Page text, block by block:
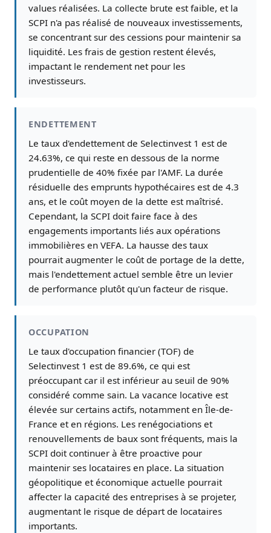
values réalisées. La collecte brute est faible, et la
SCPI n'a pas réalisé de nouveaux investissements,
se concentrant sur des cessions pour maintenir sa
liquidité. Les frais de gestion restent élevés,
impactant le rendement net pour les
investisseurs.
ENDETTEMENT
Le taux d'endettement de Selectinvest 1 est de
24.63%, ce qui reste en dessous de la norme
prudentielle de 40% fixée par l'AMF. La durée
résiduelle des emprunts hypothécaires est de 4.3
ans, et le coût moyen de la dette est maîtrisé.
Cependant, la SCPI doit faire face à des
engagements importants liés aux opérations
immobilières en VEFA. La hausse des taux
pourrait augmenter le coût de portage de la dette,
mais l'endettement actuel semble être un levier
de performance plutôt qu'un facteur de risque.
OCCUPATION
Le taux d'occupation financier (TOF) de
Selectinvest 1 est de 89.6%, ce qui est
préoccupant car il est inférieur au seuil de 90%
considéré comme sain. La vacance locative est
élevée sur certains actifs, notamment en Île-de-
France et en régions. Les renégociations et
renouvellements de baux sont fréquents, mais la
SCPI doit continuer à être proactive pour
maintenir ses locataires en place. La situation
géopolitique et économique actuelle pourrait
affecter la capacité des entreprises à se projeter,
augmentant le risque de départ de locataires
importants.